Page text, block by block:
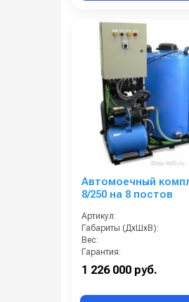
Автомоечный
8/250 на 8 постов
Артикул:
Габариты (ДхШхВ):
Вес:
Гарантия:
1 226 000 руб.